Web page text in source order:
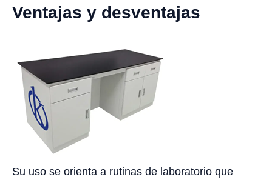
Ventajas y desventajas
Su uso se orienta a rutinas de laboratorio que